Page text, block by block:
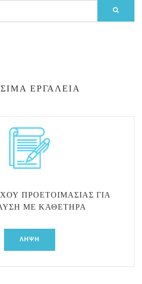
ΕΡΓΑΛΕΊΑ
ΠΡΟΕΤΟΙΜΑΣΊΑΣ ΓΙΑ
ΜΕ ΚΑΘΕΤΉΡΑ
ΛΉΨΗ